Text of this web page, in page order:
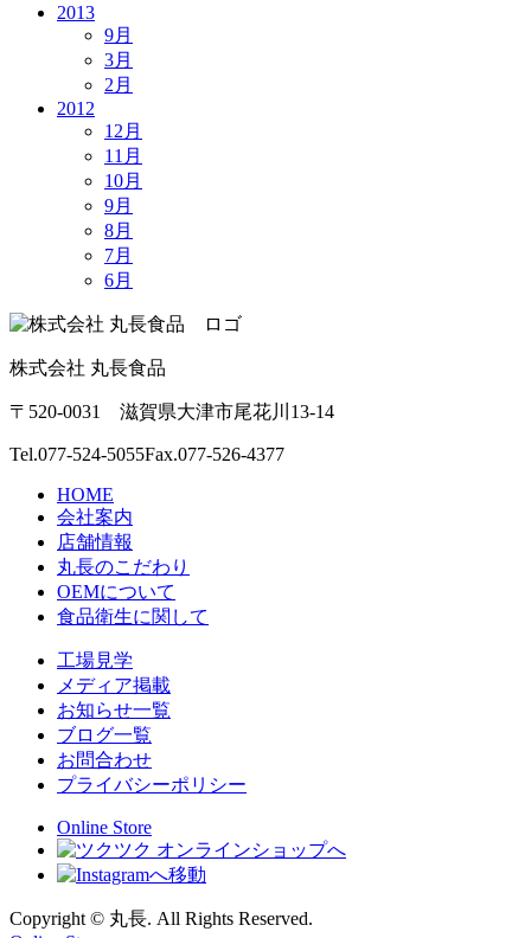
2013
9月
3月
2月
2012
12月
11月
10月
9月
8月
7月
6月
株式会社 丸長食品
〒520-0031 滋賀県大津市尾花川13-14
Tel.077-524-5055Fax.077-526-4377
HOME
会社案内
店舗情報
丸長のこだわり
OEMについて
食品衛生に関して
工場見学
メディア掲載
お知らせ一覧
ブログ一覧
お問合わせ
プライバシーポリシー
Online Store
Copyright © 丸長. All Rights Reserved.